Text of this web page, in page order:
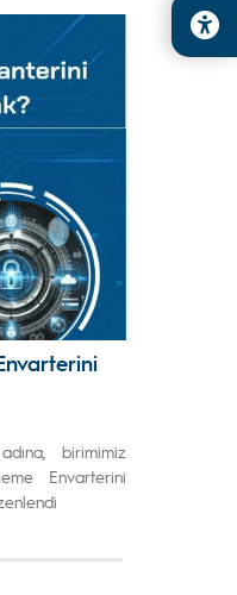
birimimiz
Envarterini